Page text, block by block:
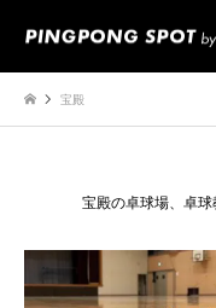
宝殿
宝殿の卓球場、卓球